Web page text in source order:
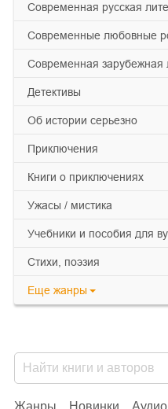
современная русская
современные любовные
современная зарубежная
детективы
об истории серьезно
приключения
книги о приключениях
ужасы / мистика
учебники и пособия для
cтихи, поэзия
Еще жанры